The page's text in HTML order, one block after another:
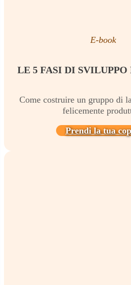
E-book
LE 5 FASI DI
Come costruire un gruppo di
felicemente
Prendi la tua